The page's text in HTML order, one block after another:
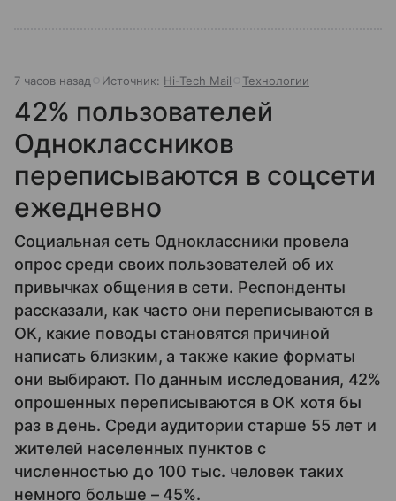
7 часов назад Источник: Hi-Tech Mail Технологии
42% пользователей
Одноклассников
переписываются в соцсети
ежедневно
Социальная сеть Одноклассники провела
опрос среди своих пользователей об их
привычках общения в сети. Респонденты
рассказали, как часто они переписываются в
ОК, какие поводы становятся причиной
написать близким, а также какие форматы
они выбирают. По данным исследования, 42%
опрошенных переписываются в ОК хотя бы
раз в день. Среди аудитории старше 55 лет и
жителей населенных пунктов с
численностью до 100 тыс. человек таких
немного больше – 45%.